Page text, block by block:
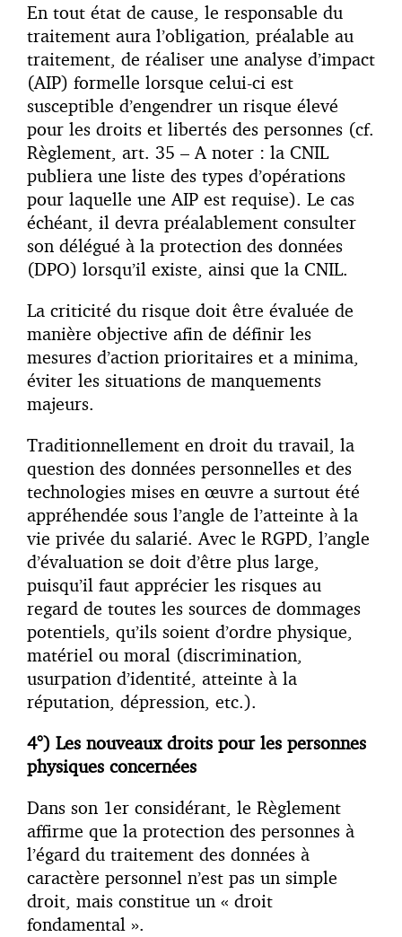
En tout état de cause, le responsable du
traitement aura l’obligation, préalable au
traitement, de réaliser une analyse d’impact
(AIP) formelle lorsque celui-ci est
susceptible d’engendrer un risque élevé
pour les droits et libertés des personnes (cf.
Règlement, art. 35 – A noter : la CNIL
publiera une liste des types d’opérations
pour laquelle une AIP est requise). Le cas
échéant, il devra préalablement consulter
son délégué à la protection des données
(DPO) lorsqu’il existe, ainsi que la CNIL.
La criticité du risque doit être évaluée de
manière objective afin de définir les
mesures d’action prioritaires et a minima,
éviter les situations de manquements
majeurs.
Traditionnellement en droit du travail, la
question des données personnelles et des
technologies mises en œuvre a surtout été
appréhendée sous l’angle de l’atteinte à la
vie privée du salarié. Avec le RGPD, l’angle
d’évaluation se doit d’être plus large,
puisqu’il faut apprécier les risques au
regard de toutes les sources de dommages
potentiels, qu’ils soient d’ordre physique,
matériel ou moral (discrimination,
usurpation d’identité, atteinte à la
réputation, dépression, etc.).
4°) Les nouveaux droits pour les personnes
physiques concernées
Dans son 1er considérant, le Règlement
affirme que la protection des personnes à
l’égard du traitement des données à
caractère personnel n’est pas un simple
droit, mais constitue un « droit
fondamental ».